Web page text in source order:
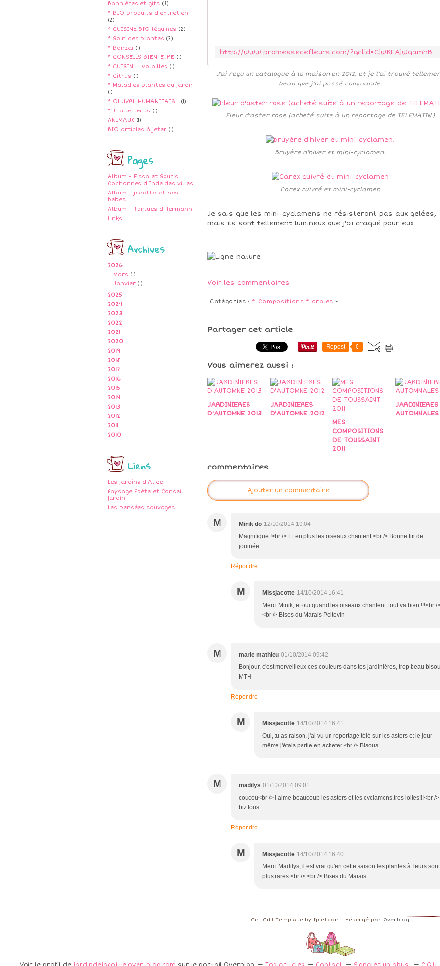
Bannières et gifs (3)
* BIO produits d'entretien
(2)
* CUISINE BIO légumes (2)
* Soin des plantes (2)
* Bonzaï (1)
* CONSEILS BIEN-ETRE (1)
* CUISINE : volailles (1)
* Citrus (1)
* Maladies plantes du jardin
(1)
* OEUVRE HUMANITAIRE (1)
* Traitements (1)
ANIMAUX (1)
BIO articles à jeter (1)
Pages
Album - Fissa et Souris
Cochonnes d'Inde des villes
Album - jacotte-et-ses-
bebes
Album - Tortues d'Hermann
Links
Archives
2026
Mars (1)
Janvier (1)
2025
2024
2023
2022
2021
2020
2019
2018
2017
2016
2015
2014
2013
2012
2011
2010
Liens
Les jardins d'Alice
Paysage Poète et Conseil
jardin
Les pensées sauvages
http://www.promessedefleurs.com/?gclid=CjwKEAjwqamhBRDeyKKuuYztxwQSJAA1luvG66Q68b_u2zeHN0W4xkVG2cSow0s1JPQSN5KA5piyMBoCVtvw_wcB
J'ai reçu un catalogue à la maison en 2012, et je l'ai trouvé
beau que j'ai passé commande.
Fleur d'aster rose (acheté suite à un reportage de TELEMATIN.)
Bruyère d'hiver et mini-cyclamen.
Carex cuivré et mini-cyclamen
Je sais que les mini-cyclamens ne résisteront pas aux gelées,
mais ils sont tellement lumineux que j'ai craqué pour eux.
Voir les commentaires
Catégories :* Compositions florales - …
Partager cet article
Repost 0
Vous aimerez aussi :
JARDINIERES
D'AUTOMNE 2013
JARDINIERES
D'AUTOMNE 2012
MES
COMPOSITIONS
DE TOUSSAINT
2011
JARDINIERES
AUTOMNALES
commentaires
Ajouter un commentaire
M Minik do 12/10/2014 19:04
Magnifique !<br /> Et en plus les oiseaux chantent.<br /> Bonne fin de
journée.
Répondre
M Missjacotte 14/10/2014 16:41
Merci Minik, et oui quand les oiseaux chantent, tout va bien !!!<br />
<br /> Bises du Marais Poitevin
M marie mathieu 01/10/2014 09:42
Bonjour, c'est merveilleux ces couleurs dans tes jardinières, trop beau
MTH
Répondre
M Missjacotte 14/10/2014 16:41
Oui, tu as raison, j'ai vu un reportage télé sur les asters et le jour
même j'étais partie en acheter.<br /> Bisous
M madilys 01/10/2014 09:01
coucou<br /> j aime beaucoup les asters et les cyclamens,tres jolies!!!<br />
biz tous
Répondre
M Missjacotte 14/10/2014 16:40
Merci Madilys, il est vrai qu'en cette saison les plantes à fleurs sont
plus rares.<br /> <br /> Bises du Marais
Girl Gift Template by Ipietoon - Hébergé par Overblog